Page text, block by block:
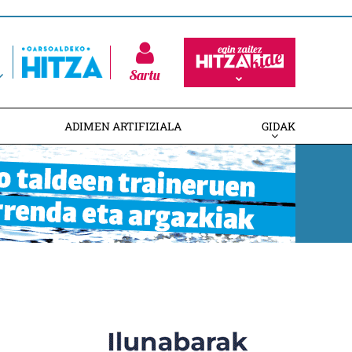
Sartu
ADIMEN ARTIFIZIALA GIDAK